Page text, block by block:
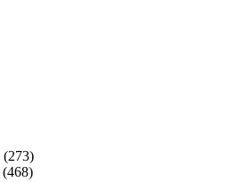
(273)
(468)